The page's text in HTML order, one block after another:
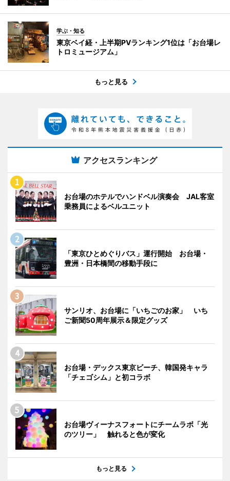
学ぶ・知る
東京ベイ経・上半期PVランキング1位は「お台場レ
トロミュージアム」
もっと見る
アクセスランキング
お台場のホテルでハンドベル演奏会 JAL客室
乗務員によるベルユニット
「東京ひとめぐりバス」運行開始 お台場・
豊洲・日本橋間の移動手段に
サンリオ、お台場に「いちごのお家」 いち
ご新聞50周年展示＆限定グッズ
お台場・デックス東京ビーチ、韓国発キャラ
「チェゴシム」と初コラボ
お台場ヴィーナスフォートにチームラボ「光
のツリー」 触れると色が変化
もっと見る